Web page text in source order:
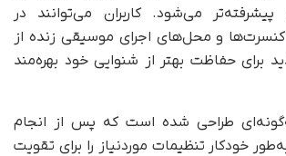
می‌شود. کاربران می‌توانند در
و محل‌های اجرای موسیقی زنده از
برای حفاظت بهتر از شنوایی خود بهره‌مند
طراحی شده است که پس از انجام
خودکار تنظیمات مورد‌نیاز را برای تقویت